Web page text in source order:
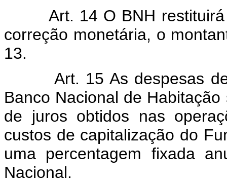
Art. 14 O BNH restituirá
correção monetária, o
13.
Art. 15 As despesas
Banco Nacional de
de juros obtidos nas
custos de capitalização do
uma percentagem fixada
Nacional.